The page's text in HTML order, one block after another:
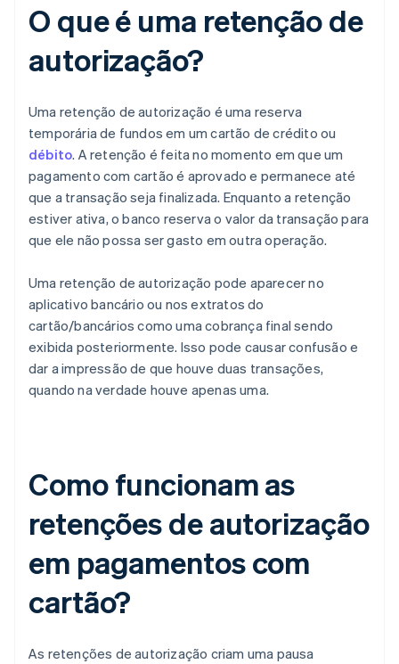
O que é uma retenção de
autorização?
Uma retenção de autorização é uma reserva
temporária de fundos em um cartão de crédito ou
débito. A retenção é feita no momento em que um
pagamento com cartão é aprovado e permanece até
que a transação seja finalizada. Enquanto a retenção
estiver ativa, o banco reserva o valor da transação para
que ele não possa ser gasto em outra operação.
Uma retenção de autorização pode aparecer no
aplicativo bancário ou nos extratos do
cartão/bancários como uma cobrança final sendo
exibida posteriormente. Isso pode causar confusão e
dar a impressão de que houve duas transações,
quando na verdade houve apenas uma.
Como funcionam as
retenções de autorização
em pagamentos com
cartão?
As retenções de autorização criam uma pausa